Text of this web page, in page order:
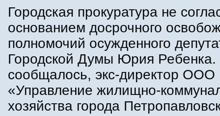
Городская прокуратура не
основанием досрочного
полномочий осужденного
Городской Думы Юрия Ребенка.
сообщалось, экс-директор ООО
«Управление жилищно-
хозяйства города